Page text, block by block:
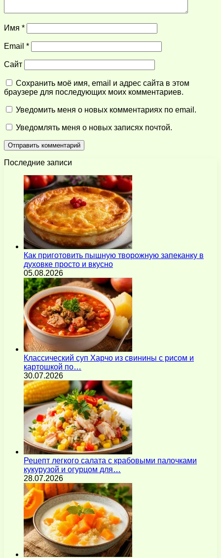
Имя *
Email *
Сайт
Сохранить моё имя, email и адрес сайта в этом
браузере для последующих моих комментариев.
Уведомить меня о новых комментариях по email.
Уведомлять меня о новых записях почтой.
Последние записи
Как приготовить пышную творожную запеканку в
духовке просто и вкусно
05.08.2026
Классический суп Харчо из свинины с рисом и
картошкой по…
30.07.2026
Рецепт легкого салата с крабовыми палочками
кукурузой и огурцом для…
28.07.2026